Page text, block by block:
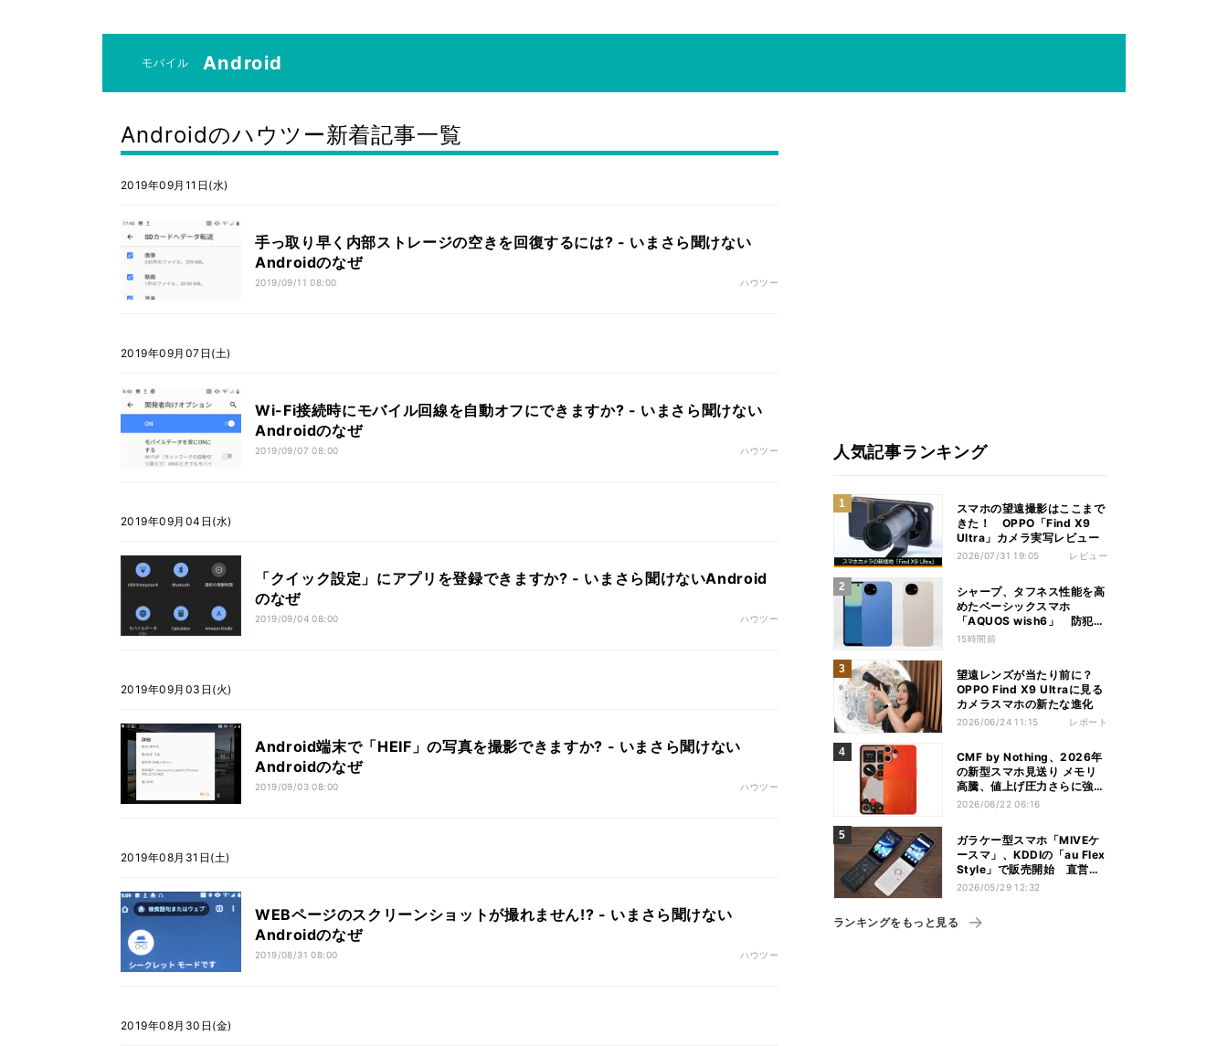
モバイル Android
Androidのハウツー新着記事一覧
2019年09月11日(水)
手っ取り早く内部ストレージの空きを回復するには? - いまさら聞けない
Androidのなぜ
2019/09/11 08:00 ハウツー
2019年09月07日(土)
Wi-Fi接続時にモバイル回線を自動オフにできますか? - いまさら聞けない
Androidのなぜ
2019/09/07 08:00 ハウツー
2019年09月04日(水)
「クイック設定」にアプリを登録できますか? - いまさら聞けないAndroid
のなぜ
2019/09/04 08:00 ハウツー
2019年09月03日(火)
Android端末で「HEIF」の写真を撮影できますか? - いまさら聞けない
Androidのなぜ
2019/09/03 08:00 ハウツー
2019年08月31日(土)
WEBページのスクリーンショットが撮れません!? - いまさら聞けない
Androidのなぜ
2019/08/31 08:00 ハウツー
2019年08月30日(金)
人気記事ランキング
スマホの望遠撮影はここまで
きた！ OPPO「Find X9
Ultra」カメラ実写レビュー
2026/07/31 19:05 レビュー
シャープ、タフネス性能を高
めたベーシックスマホ
「AQUOS wish6」 防犯性
能も充実
15時間前
望遠レンズが当たり前に？
OPPO Find X9 Ultraに見る
カメラスマホの新たな進化
2026/06/24 11:15 レポート
CMF by Nothing、2026年
の新型スマホ見送り メモリ
高騰、値上げ圧力さらに強ま
ると予測
2026/06/22 06:16
ガラケー型スマホ「MIVEケ
ースマ」、KDDIの「au Flex
Style」で販売開始 直営店
では実機の展示も
2026/05/29 12:32
ランキングをもっと見る